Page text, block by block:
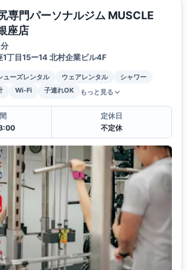
専門パーソナルジム MUSCLE
座店
丁目15ー14 北村企業ビル4F
ューズレンタル ウェアレンタル
シャワー
Wi-Fi 子連れOK もっと見る
定休日
不定休